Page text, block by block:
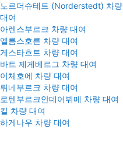
노르더슈테트 (Norderstedt) 차량
대여
아렌스부르크 차량 대여
엘름스호른 차량 대여
게스타흐트 차량 대여
바트 제게베르그 차량 대여
이체호에 차량 대여
뤼네부르크 차량 대여
로텐부르크안데어뷔메 차량 대여
킬 차량 대여
하게나우 차량 대여